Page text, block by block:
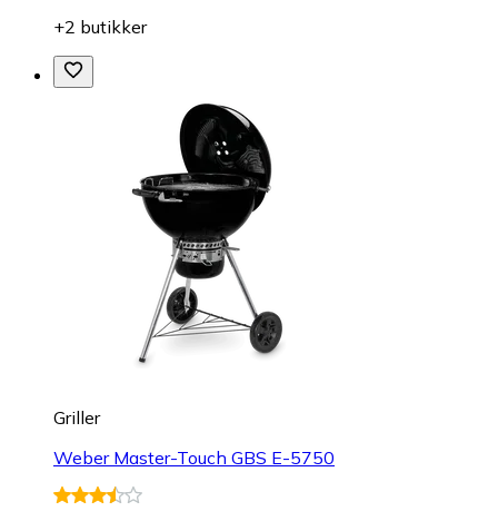
+2 butikker
Griller
Weber Master-Touch GBS E-5750